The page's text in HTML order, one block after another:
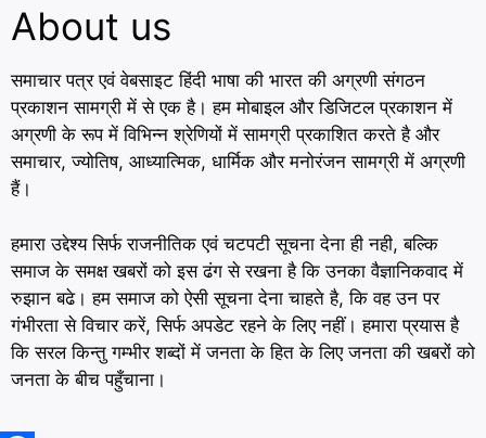
About us
समाचार पत्र एवं वेबसाइट हिंदी भाषा की भारत की अग्रणी संगठन
प्रकाशन सामग्री में से एक है। हम मोबाइल और डिजिटल प्रकाशन में
अग्रणी के रूप में विभिन्न श्रेणियों में सामग्री प्रकाशित करते है और
समाचार, ज्योतिष, आध्यात्मिक, धार्मिक और मनोरंजन सामग्री में अग्रणी
हैं।
हमारा उद्देश्य सिर्फ राजनीतिक एवं चटपटी सूचना देना ही नही, बल्कि
समाज के समक्ष खबरों को इस ढंग से रखना है कि उनका वैज्ञानिकवाद में
रुझान बढे। हम समाज को ऐसी सूचना देना चाहते है, कि वह उन पर
गंभीरता से विचार करें, सिर्फ अपडेट रहने के लिए नहीं। हमारा प्रयास है
कि सरल किन्तु गम्भीर शब्दों में जनता के हित के लिए जनता की खबरों को
जनता के बीच पहुँचाना।